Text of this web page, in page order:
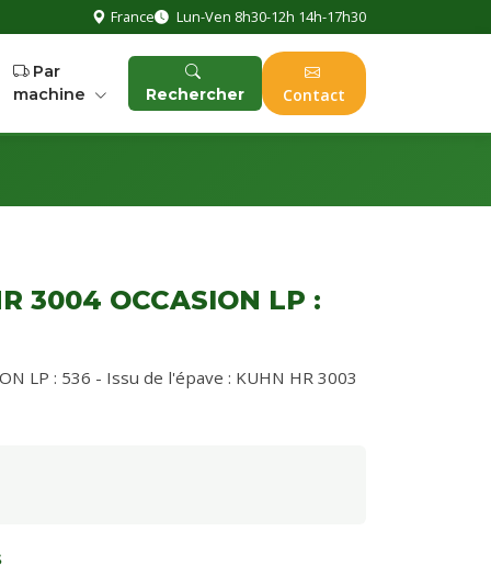
France Lun-Ven 8h30-12h 14h-17h30
Par
machine
Rechercher Contact
3004 OCCASION LP :
LP : 536 - Issu de l'épave : KUHN HR 3003